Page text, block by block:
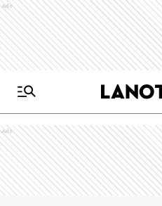
Ads
Ads